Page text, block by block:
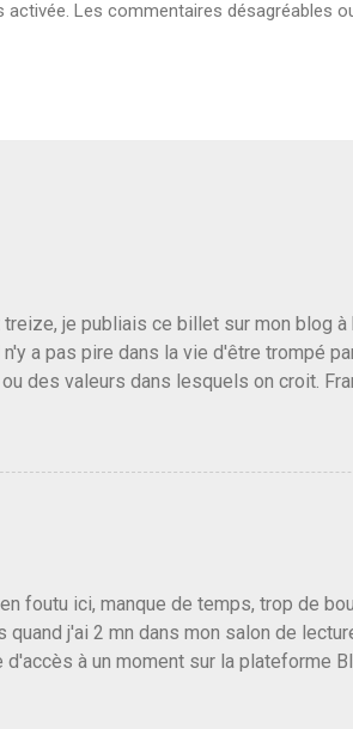
Les commentaires désagréables
je publiais ce billet sur mon blog
a pas pire dans la vie d'être trompé
des valeurs dans lesquels on croit.
plus proche de Sarkozy que de
mais quand on écoutait ses discours
assister au débarquement des
foutu ici, manque de temps, trop de
j'ai 2 mn dans mon salon de
à un moment sur la plateforme
la guerre à l'Europe via l'Ukraine